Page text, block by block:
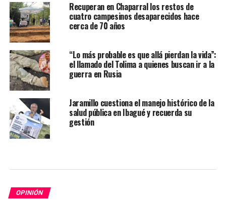
Recuperan en Chaparral los restos de
cuatro campesinos desaparecidos hace
cerca de 70 años
“Lo más probable es que allá pierdan la vida”:
el llamado del Tolima a quienes buscan ir a la
guerra en Rusia
Jaramillo cuestiona el manejo histórico de la
salud pública en Ibagué y recuerda su
gestión
OPINIÓN